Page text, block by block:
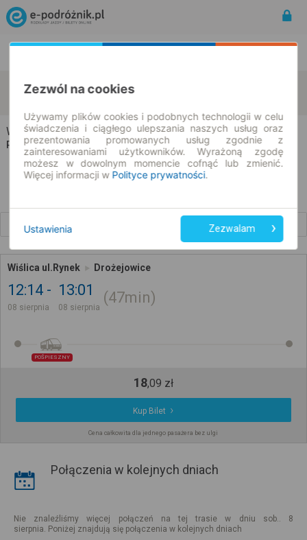
Wiślica Drożejowice
Wiślica → Drożejowice
Rozkład jazdy i bilety
Wiślica ul.Rynek Drożejowice
12:14
08 sierpnia
13:01
08 sierpnia
47min
POŚPIESZNY
18,09 zł
Kup Bilet
Cena całkowita dla jednego pasażera bez ulgi
Połączenia w kolejnych dniach
Nie znaleźliśmy więcej połączeń na tej trasie w dniu sob.. 8
sierpnia. Poniżej znajdują się połączenia w kolejnych dniach
Zezwól na cookies
Używamy plików cookies i podobnych technologii w celu
świadczenia i ciągłego ulepszania naszych usług oraz
prezentowania promowanych usług zgodnie z
zainteresowaniami użytkowników. Wyrażoną zgodę
możesz w dowolnym momencie cofnąć lub zmienić.
Więcej informacji w Polityce prywatności.
Ustawienia Zezwalam